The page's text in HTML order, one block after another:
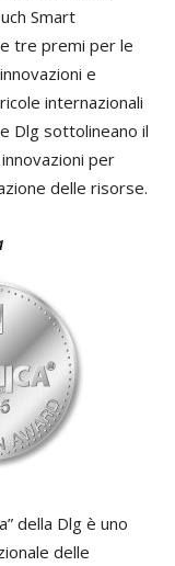
Smart
tre premi per le
e
internazionali
Dlg sottolineano il
per
delle risorse.
della Dlg è uno
delle